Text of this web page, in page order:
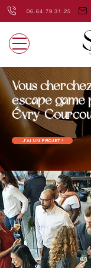
06.64.79.31.25
Vous
escape game
Évry-
J'AI UN PROJET !